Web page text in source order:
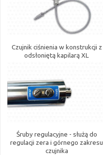
Czujnik ciśnienia w konstrukcji z
odsłoniętą kapilarą XL
Śruby regulacyjne - służą do
regulacji zera i górnego zakresu
czujnika